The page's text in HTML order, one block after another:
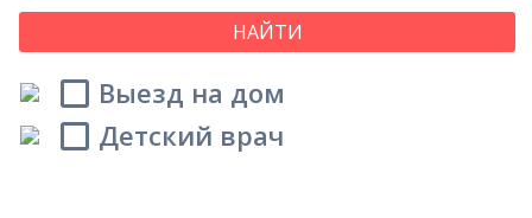
НАЙТИ
Выезд на дом
Детский врач